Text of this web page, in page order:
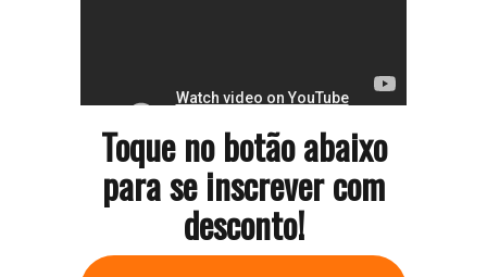
Toque no botão abaixo
para se inscrever com
desconto!